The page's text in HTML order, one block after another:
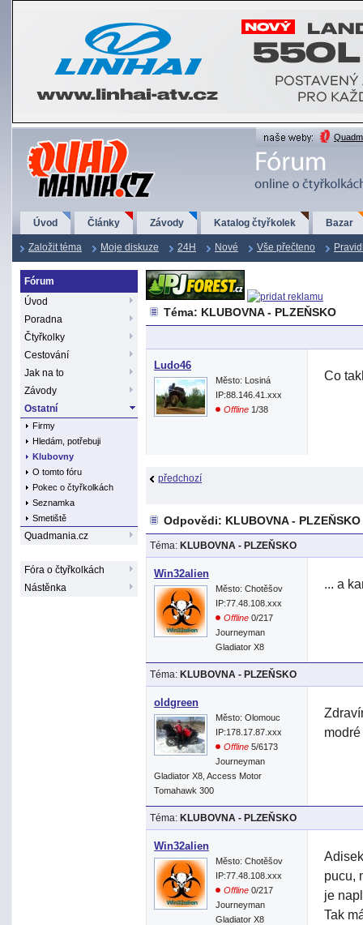
QuadMania.cz
Úvod Články Závody Katalog čtyřkolek Bazar
Založit téma Moje diskuze 24H Nové Vše přečteno
Fórum
Úvod
Poradna
Čtyřkolky
Cestování
Jak na to
Závody
Ostatní
Firmy
Hledám, potřebuji
Klubovny
O tomto fóru
Pokec o čtyřkolkách
Seznamka
Smetiště
Quadmania.cz
Fóra o čtyřkolkách
Nástěnka
Téma: KLUBOVNA - PLZEŇSKO
Ludo46
Město: Losiná
IP:88.146.41.xxx
Offline 1/38
Co
předchozí
Odpovědi: KLUBOVNA - PLZEŇSKO
Téma: KLUBOVNA - PLZEŇSKO
Win32alien
Město: Chotěšov
IP:77.48.108.xxx
Offline 0/217
Journeyman
Gladiator X8
... a
Téma: KLUBOVNA - PLZEŇSKO
oldgreen
Město: Olomouc
IP:178.17.87.xxx
Offline 5/6173
Journeyman
Gladiator X8, Access Motor
Tomahawk 300
Téma: KLUBOVNA - PLZEŇSKO
Win32alien
Město: Chotěšov
IP:77.48.108.xxx
Offline 0/217
Journeyman
Gladiator X8
pucu,
je
Tak